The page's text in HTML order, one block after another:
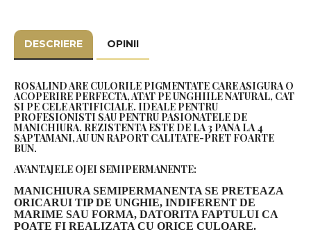
DESCRIERE OPINII
ROSALIND ARE CULORILE PIGMENTATE CARE ASIGURA O
ACOPERIRE PERFECTA, ATAT PE UNGHIILE NATURAL, CAT
SI PE CELE ARTIFICIALE. IDEALE PENTRU
PROFESIONISTI SAU PENTRU PASIONATELE DE
MANICHIURA. REZISTENTA ESTE DE LA 3 PANA LA 4
SAPTAMANI, AU UN RAPORT CALITATE-PRET FOARTE
BUN.
AVANTAJELE OJEI SEMIPERMANENTE:
MANICHIURA SEMIPERMANENTA SE PRETEAZA
ORICARUI TIP DE UNGHIE, INDIFERENT DE
MARIME SAU FORMA, DATORITA FAPTULUI CA
POATE FI REALIZATA CU ORICE CULOARE.